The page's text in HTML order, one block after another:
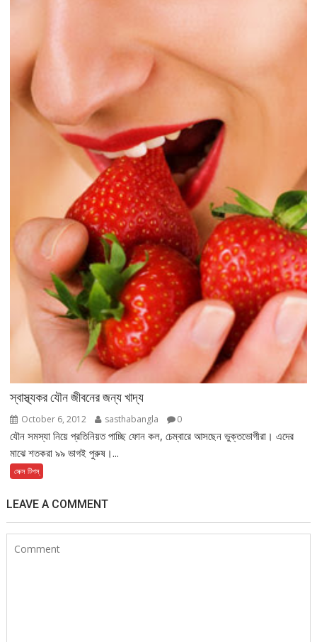
স্বাস্থ্যকর যৌন জীবনের জন্য খাদ্য
October 6, 2012 sasthabangla 0
যৌন সমস্যা নিয়ে প্রতিনিয়ত পাচ্ছি ফোন কল, চেম্বারে আসছেন ভুক্তভোগীরা। এদের
মাঝে শতকরা ৯৯ ভাগই পুরুষ।...
সেক্স টিপস্
LEAVE A COMMENT